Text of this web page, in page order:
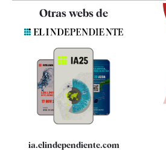
Contacto
Quiénes somos
Especificaciones
Otras webs de
ia.elindependiente.com